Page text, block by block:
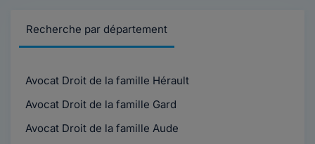
Recherche par département
Avocat Droit de la famille Hérault
Avocat Droit de la famille Gard
Avocat Droit de la famille Aude